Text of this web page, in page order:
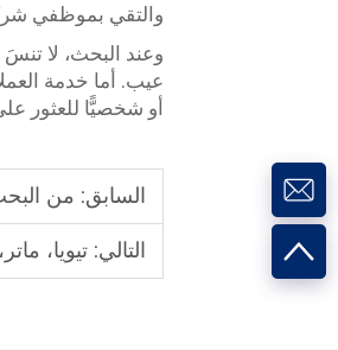
والتقي بموظفي
وعند البحث، لا
عيب. أما خدمة
أو شخصيًّا للعثور
السابق: من
التالي: تيويا،